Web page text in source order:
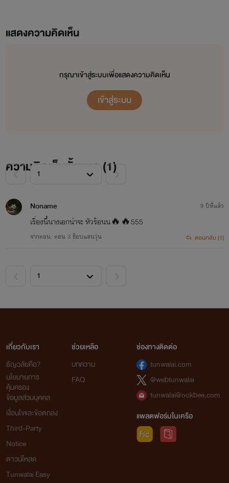
แสดงความคิดเห็น
กรุณาเข้าสู่ระบบเพื่อแสดงความคิดเห็น
เข้าสู่ระบบ
ความคิดเห็นทั้งหมด (1)
Noname
เรื่องนี้นางเอกน่าจะ หัวร้อนน🔥🔥555
จากตอน: ตอน 3 ช็อปแสนวุ่น
9 ปีที่แล้ว
ตอบกลับ (1)
เกี่ยวกับเรา
ธัญวลัยคือ?
นโยบายการ
คุ้มครอง
ข้อมูลส่วนบุคคล
เงื่อนไขและข้อตกลง
Third-Party
Notice
ดาวน์โหลด
Tunwalai Easy
ช่วยเหลือ
บทความ
FAQ
ช่องทางติดต่อ
tunwalai.com
@webtunwalai
tunwalai@ookbee.com
แพลตฟอร์มในเครือ